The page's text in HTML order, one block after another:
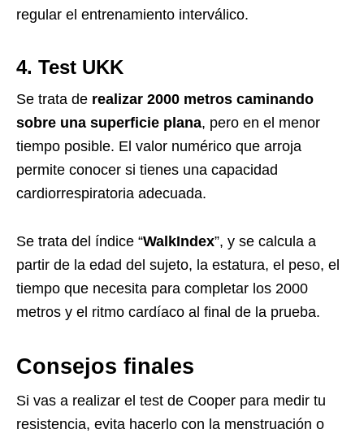
regular el entrenamiento interválico.
4. Test UKK
Se trata de realizar 2000 metros caminando
sobre una superficie plana, pero en el menor
tiempo posible. El valor numérico que arroja
permite conocer si tienes una capacidad
cardiorrespiratoria adecuada.
Se trata del índice “WalkIndex”, y se calcula a
partir de la edad del sujeto, la estatura, el peso, el
tiempo que necesita para completar los 2000
metros y el ritmo cardíaco al final de la prueba.
Consejos finales
Si vas a realizar el test de Cooper para medir tu
resistencia, evita hacerlo con la menstruación o